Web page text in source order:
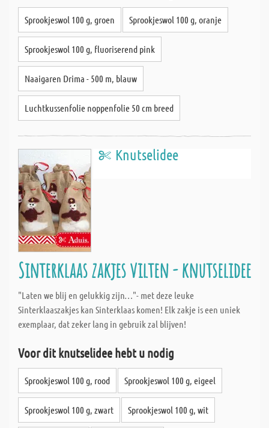
Sprookjeswol 100 g, groen Sprookjeswol 100 g, oranje
Sprookjeswol 100 g, fluoriserend pink
Naaigaren Drima - 500 m, blauw
Luchtkussenfolie noppenfolie 50 cm breed
Knutselidee
Sinterklaas zakjes vilten - knutselidee
"Laten we blij en gelukkig zijn…"- met deze leuke
Sinterklaaszakjes kan Sinterklaas komen! Elk zakje is een uniek
exemplaar, dat zeker lang in gebruik zal blijven!
Voor dit knutselidee hebt u nodig
Sprookjeswol 100 g, rood Sprookjeswol 100 g, eigeel
Sprookjeswol 100 g, zwart Sprookjeswol 100 g, wit